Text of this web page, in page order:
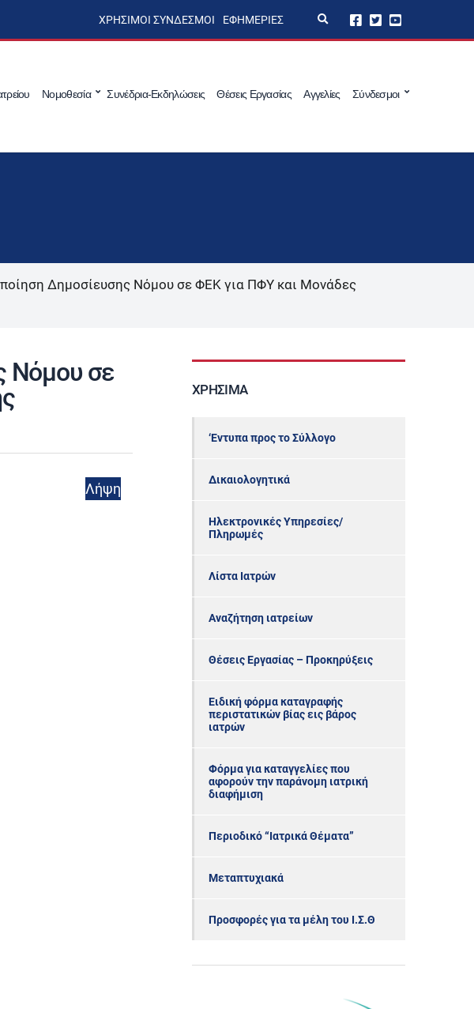
ΧΡΉΣΙΜΟΙ ΣΎΝΔΕΣΜΟΙ ΕΦΗΜΕΡΊΕΣ
p
s
e
Νομοθεσία Συνέδρια-Εκδηλώσεις Θέσεις Εργασίας Αγγελίες Σύνδεσμοι
Δημοσίευσης Νόμου σε ΦΕΚ για ΠΦΥ και Μονάδες
Νόμου σε
Λήψη
ΧΡΉΣΙΜΑ
‘Εντυπα προς το Σύλλογο
Δικαιολογητικά
Ηλεκτρονικές Υπηρεσίες/
Πληρωμές
Λίστα Ιατρών
Αναζήτηση ιατρείων
Θέσεις Εργασίας – Προκηρύξεις
Ειδική φόρμα καταγραφής
περιστατικών βίας εις βάρος
ιατρών
Φόρμα για καταγγελίες που
αφορούν την παράνομη ιατρική
διαφήμιση
Περιοδικό “Ιατρικά Θέματα”
Μεταπτυχιακά
Προσφορές για τα μέλη του Ι.Σ.Θ